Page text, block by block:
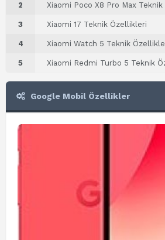
2 Xiaomi Poco X8 Pro Max
3 Xiaomi 17 Teknik Özellikleri
4 Xiaomi Watch 5 Teknik
5 Xiaomi Redmi Turbo 5 Teknik
Google Mobil Özellikler